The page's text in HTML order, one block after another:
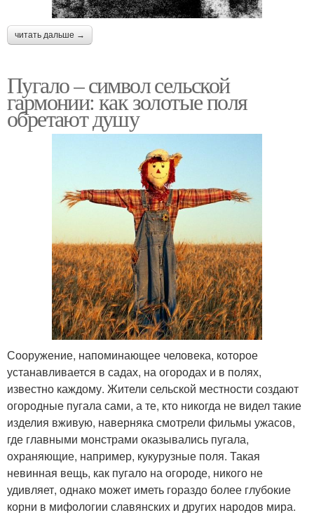
читать дальше →
Пугало – символ сельской
гармонии: как золотые поля
обретают душу
Сооружение, напоминающее человека, которое
устанавливается в садах, на огородах и в полях,
известно каждому. Жители сельской местности создают
огородные пугала сами, а те, кто никогда не видел такие
изделия вживую, наверняка смотрели фильмы ужасов,
где главными монстрами оказывались пугала,
охраняющие, например, кукурузные поля. Такая
невинная вещь, как пугало на огороде, никого не
удивляет, однако может иметь гораздо более глубокие
корни в мифологии славянских и других народов мира.